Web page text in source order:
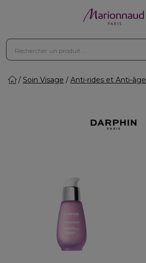
Soin Visage Anti-rides et Anti-âge